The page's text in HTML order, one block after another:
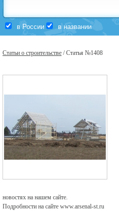
в России в названии
Статьи о строительстве / Статья №1408
новостях на нашем сайте.
Подробности на сайте www.arsenal-st.ru